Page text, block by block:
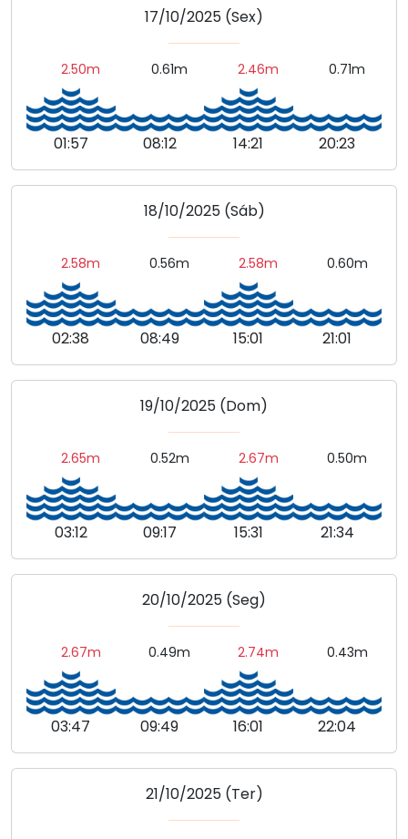
17/10/2025 (Sex)
2.50m
01:57
0.61m
08:12
2.46m
14:21
0.71m
20:23
18/10/2025 (Sáb)
2.58m
02:38
0.56m
08:49
2.58m
15:01
0.60m
21:01
19/10/2025 (Dom)
2.65m
03:12
0.52m
09:17
2.67m
15:31
0.50m
21:34
20/10/2025 (Seg)
2.67m
03:47
0.49m
09:49
2.74m
16:01
0.43m
22:04
21/10/2025 (Ter)